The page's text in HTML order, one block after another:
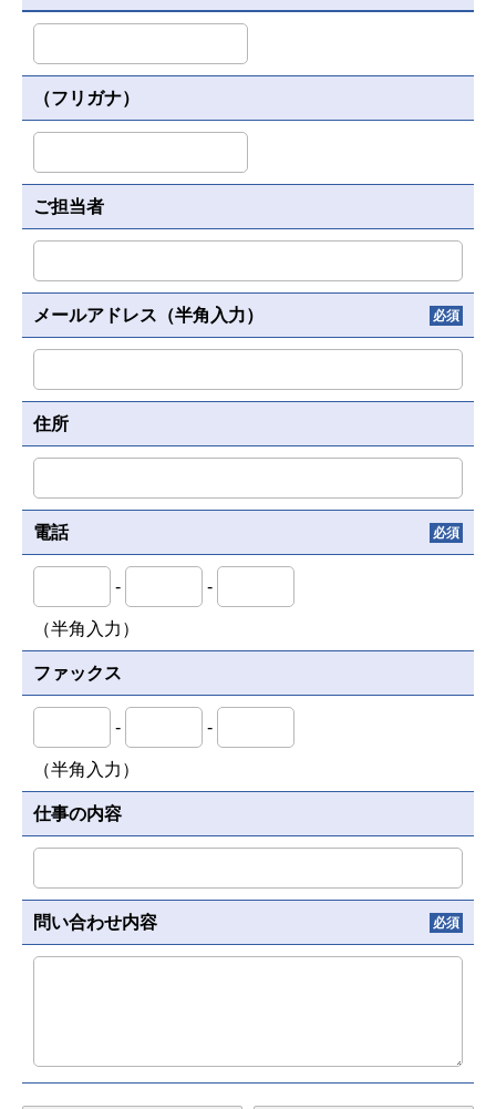
（フリガナ）
ご担当者
メールアドレス（半角入力） 必須
住所
電話 必須
- -
（半角入力）
ファックス
- -
（半角入力）
仕事の内容
問い合わせ内容 必須